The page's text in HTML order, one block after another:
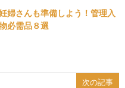
婦さんも準備しよう！管理入
必需品８選
次の記事